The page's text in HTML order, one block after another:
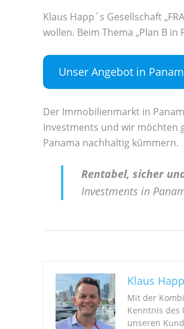
Klaus Happ´s Gesellschaft
wollen. Beim Thema „Plan B
Unser Angebot in
Der Immobilienmarkt in
Investments und wir möchten
Panama nachhaltig kümmern.
Rentabel, sicher
Investments in
Klaus Happ
Mit der
Kenntnis des
unseren